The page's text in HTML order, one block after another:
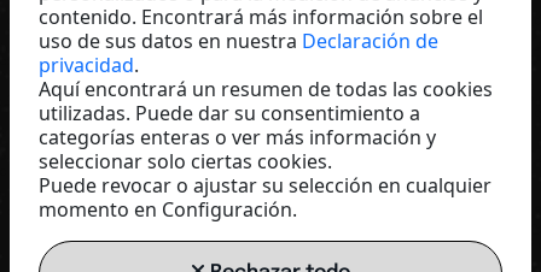
COMENZAR AHORA
contenido. Encontrará más información sobre el
uso de sus datos en nuestra Declaración de
privacidad.
Aquí encontrará un resumen de todas las cookies
utilizadas. Puede dar su consentimiento a
categorías enteras o ver más información y
seleccionar solo ciertas cookies.
Puede revocar o ajustar su selección en cualquier
momento en Configuración.